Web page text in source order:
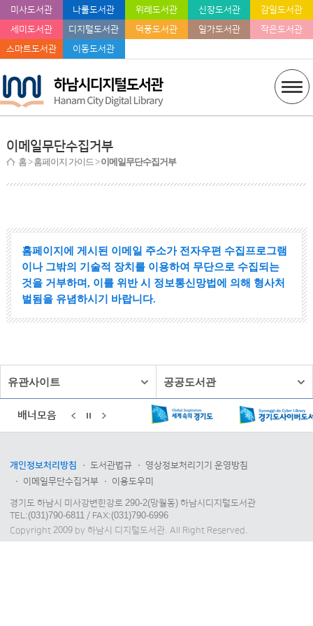
미사도서관 나룰도서관 위례도서관 신장도서관
감일도서관
세미도서관
디지털도서관 덕풍도서관 일가도서관
작은도서관
스마트도서관
이동도서관
이메일무단수집거부
홈> 홈페이지 가이드 >이메일무단수집거부
홈페이지에 게시된 이메일 주소가 전자우편 수집프로그램
이나 그밖의 기술적 장치를 이용하여 무단으로 수집되는
것을 거부하며, 이를 위반 시 정보통신망법에 의해 형사처
벌됨을 유념하시기 바랍니다.
유관사이트 공공도서관
배너모음
개인정보처리방침 도서관법규
영상정보처리기기 운영방침
이메일무단수집거부
이용도우미
경기도 하남시 미사강변한강로 290-2(망월동) 하남시디지털도서관
TEL:(031)790-6811 / FAX:(031)790-6996
Copyright 2009 by 하남시 디지털도서관. All Right Reserved.